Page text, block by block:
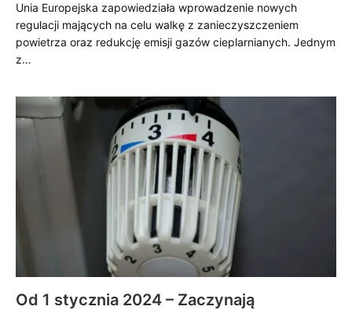
Unia Europejska zapowiedziała wprowadzenie nowych
regulacji mających na celu walkę z zanieczyszczeniem
powietrza oraz redukcję emisji gazów cieplarnianych. Jednym
z…
Od 1 stycznia 2024 – Zaczynają